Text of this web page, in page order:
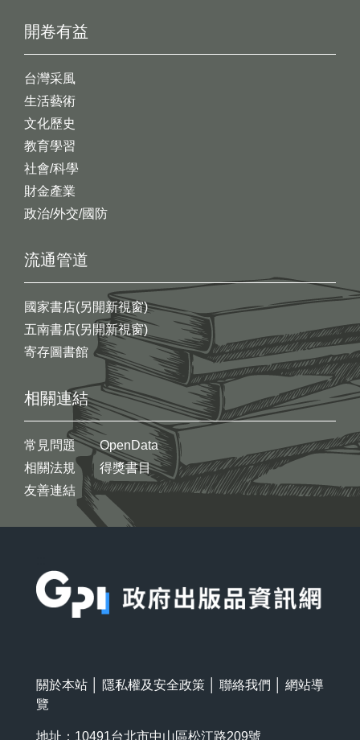
開卷有益
台灣采風
生活藝術
文化歷史
教育學習
社會/科學
財金產業
政治/外交/國防
流通管道
國家書店(另開新視窗)
五南書店(另開新視窗)
寄存圖書館
相關連結
常見問題
相關法規
友善連結
OpenData
得獎書目
關於本站 隱私權及安全政策 聯絡我們
網站導
覽
地址：10491台北市中山區松江路209號